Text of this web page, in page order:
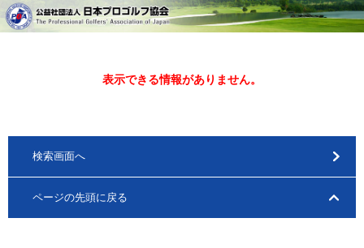
表示できる情報がありません。
検索画面へ
ページの先頭に戻る